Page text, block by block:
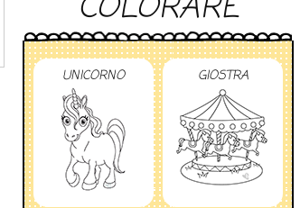
UNICORNO GIOSTRA